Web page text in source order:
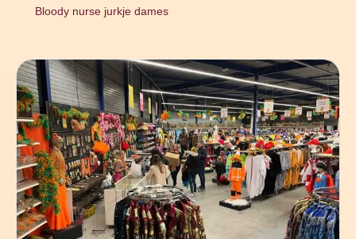
Bloody nurse jurkje dames